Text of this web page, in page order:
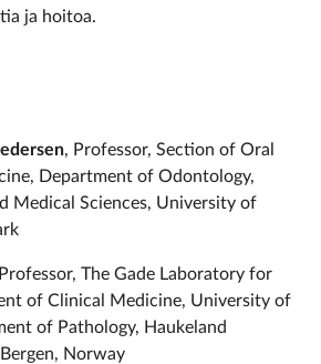
ja hoitoa.
, Professor, Section of Oral
Department of Odontology,
Medical Sciences, University of
The Gade Laboratory for
of Clinical Medicine, University of
of Pathology, Haukeland
Norway